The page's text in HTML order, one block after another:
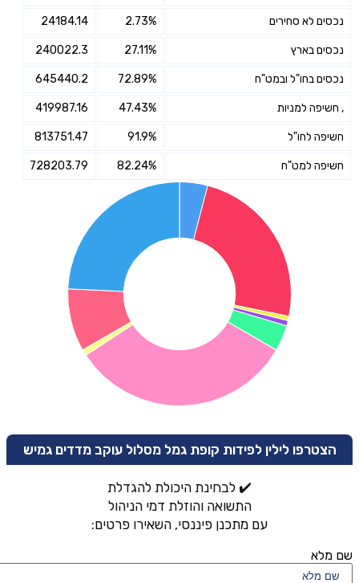
נכסים לא סחירים 2.73%
24184.14
נכסים בארץ 27.11%
240022.3
נכסים בחו"ל ובמט"ח 72.89%
645440.2
, חשיפה למניות 47.43%
419987.16
חשיפה לחו"ל 91.9%
813751.47
חשיפה למט"ח 82.24%
728203.79
הצטרפו לילין לפידות קופת גמל מסלול עוקב מדדים גמיש
✔️ לבחינת היכולת להגדלת
התשואה והוזלת דמי הניהול
עם מתכנן פיננסי, השאירו פרטים:
שם מלא